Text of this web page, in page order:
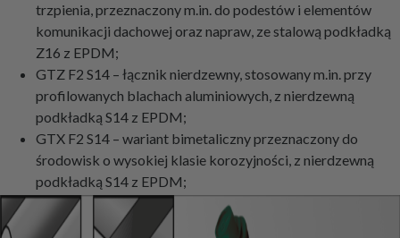
trzpienia, przeznaczony m.in. do podestów i elementów
komunikacji dachowej oraz napraw, ze stalową podkładką
Z16 z EPDM;
GTZ F2 S14 – łącznik nierdzewny, stosowany m.in. przy
profilowanych blachach aluminiowych, z nierdzewną
podkładką S14 z EPDM;
GTX F2 S14 – wariant bimetaliczny przeznaczony do
środowisk o wysokiej klasie korozyjności, z nierdzewną
podkładką S14 z EPDM;